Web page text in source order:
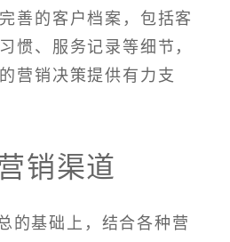
善的客户档案，包括客
惯、服务记录等细节，
营销决策提供有力支
销渠道
的基础上，结合各种营